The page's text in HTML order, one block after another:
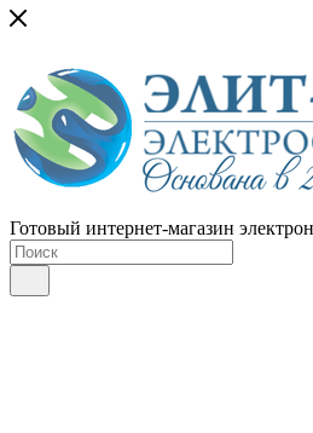
Готовый интернет-магазин